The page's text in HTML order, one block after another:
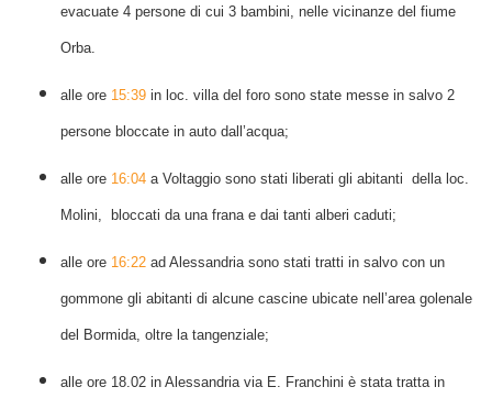
evacuate 4 persone di cui 3 bambini, nelle vicinanze del fiume
Orba.
alle ore 15:39 in loc. villa del foro sono state messe in salvo 2
persone bloccate in auto dall’acqua;
alle ore 16:04 a Voltaggio sono stati liberati gli abitanti della loc.
Molini, bloccati da una frana e dai tanti alberi caduti;
alle ore 16:22 ad Alessandria sono stati tratti in salvo con un
gommone gli abitanti di alcune cascine ubicate nell’area golenale
del Bormida, oltre la tangenziale;
alle ore 18.02 in Alessandria via E. Franchini è stata tratta in